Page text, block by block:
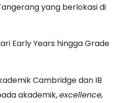
yang berlokasi di
Early Years hingga Grade
Cambridge dan IB
akademik,excellence,